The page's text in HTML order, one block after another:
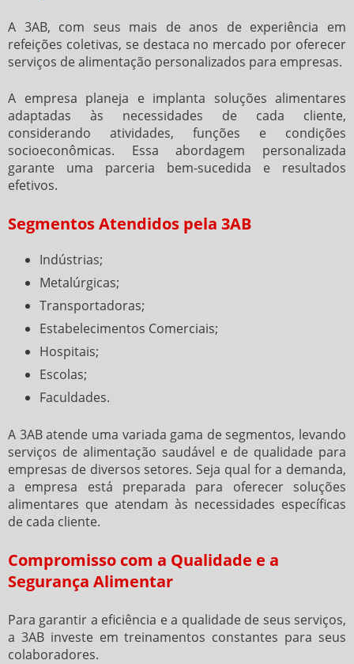
A 3AB, com seus mais de anos de experiência em
refeições coletivas, se destaca no mercado por oferecer
serviços de alimentação personalizados para empresas.
A empresa planeja e implanta soluções alimentares
adaptadas às necessidades de cada cliente,
considerando atividades, funções e condições
socioeconômicas. Essa abordagem personalizada
garante uma parceria bem-sucedida e resultados
efetivos.
Segmentos Atendidos pela 3AB
Indústrias;
Metalúrgicas;
Transportadoras;
Estabelecimentos Comerciais;
Hospitais;
Escolas;
Faculdades.
A 3AB atende uma variada gama de segmentos, levando
serviços de alimentação saudável e de qualidade para
empresas de diversos setores. Seja qual for a demanda,
a empresa está preparada para oferecer soluções
alimentares que atendam às necessidades específicas
de cada cliente.
Compromisso com a Qualidade e a
Segurança Alimentar
Para garantir a eficiência e a qualidade de seus serviços,
a 3AB investe em treinamentos constantes para seus
colaboradores.